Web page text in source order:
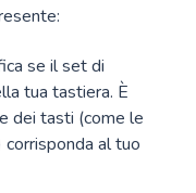
se il set di
tua tastiera. È
dei tasti (come le
al tuo